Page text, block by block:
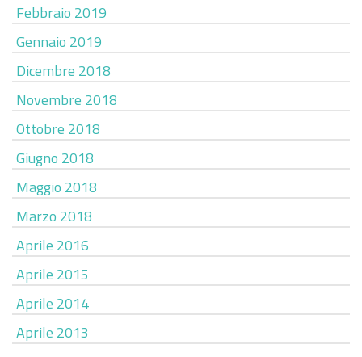
Febbraio 2019
Gennaio 2019
Dicembre 2018
Novembre 2018
Ottobre 2018
Giugno 2018
Maggio 2018
Marzo 2018
Aprile 2016
Aprile 2015
Aprile 2014
Aprile 2013